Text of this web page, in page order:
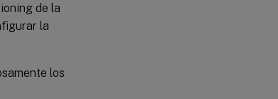
de la
la
los